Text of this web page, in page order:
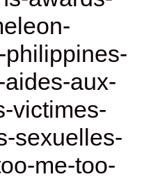
aux-
victimes-
sexuelles-
me-too-